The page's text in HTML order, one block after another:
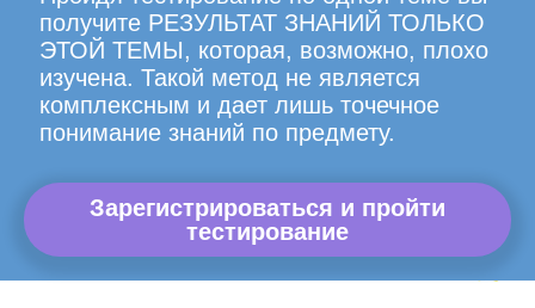
получите РЕЗУЛЬТАТ ЗНАНИЙ ТОЛЬКО
ЭТОЙ ТЕМЫ, которая, возможно, плохо
изучена. Такой метод не является
комплексным и дает лишь точечное
понимание знаний по предмету.
Зарегистрироваться и пройти
тестирование